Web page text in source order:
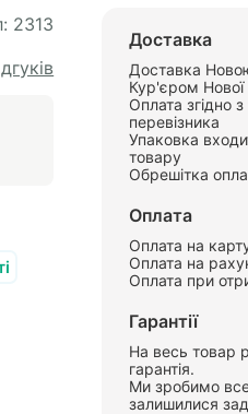
2313
Доставка
Доставка
Кур'єром Нової
Оплата згідно
перевізника
Упаковка
товару
Обрешітка
Оплата
Оплата на
Оплата на
Оплата при
Гарантії
На весь товар
гарантія.
Ми зробимо
залишилися